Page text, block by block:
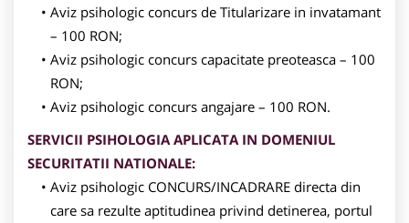
Aviz psihologic concurs de Titularizare in invatamant
– 100 RON;
Aviz psihologic concurs capacitate preoteasca – 100
RON;
Aviz psihologic concurs angajare – 100 RON.
SERVICII PSIHOLOGIA APLICATA IN DOMENIUL
SECURITATII NATIONALE:
Aviz psihologic CONCURS/INCADRARE directa din
care sa rezulte aptitudinea privind detinerea, portul